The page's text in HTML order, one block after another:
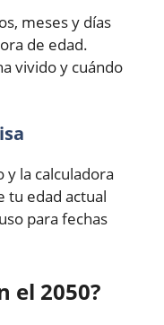
meses y días
de edad.
vivido y cuándo
la calculadora
tu edad actual
para fechas
el 2050?